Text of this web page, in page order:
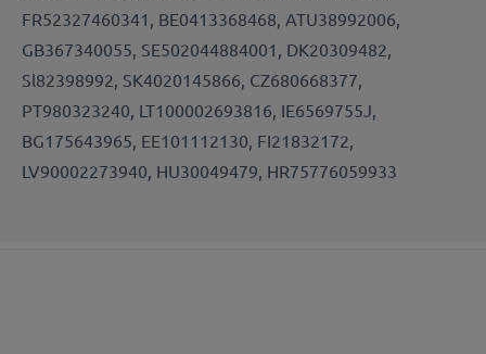
FR52327460341, BE0413368468, ATU38992006,
GB367340055, SE502044884001, DK20309482,
Sl82398992, SK4020145866, CZ680668377,
PT980323240, LT100002693816, IE6569755J,
BG175643965, EE101112130, FI21832172,
LV90002273940, HU30049479, HR75776059933